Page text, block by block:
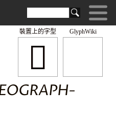
GlyphWiki
𦿠
裝置上的字型